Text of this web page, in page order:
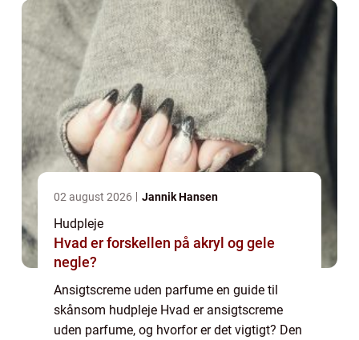
02 august 2026 Jannik Hansen
Hudpleje
Hvad er forskellen på akryl og gele
negle?
Ansigtscreme uden parfume en guide til
skånsom hudpleje Hvad er ansigtscreme
uden parfume, og hvorfor er det vigtigt? Den